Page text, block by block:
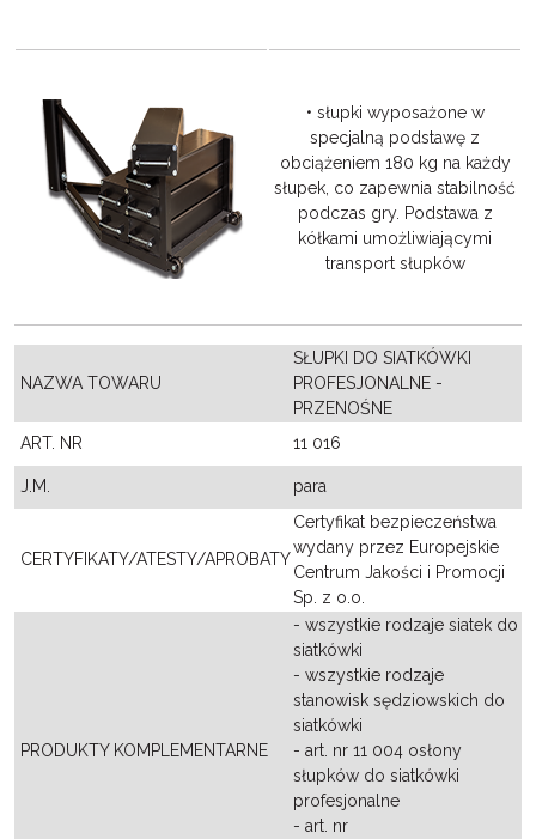
• słupki wyposażone w
specjalną podstawę z
obciążeniem 180 kg na każdy
słupek, co zapewnia stabilność
podczas gry. Podstawa z
kółkami umożliwiającymi
transport słupków
NAZWA TOWARU
SŁUPKI DO SIATKÓWKI
PROFESJONALNE -
PRZENOŚNE
ART. NR
11 016
J.M. para
CERTYFIKATY/ATESTY/APROBATY
Certyfikat bezpieczeństwa
wydany przez Europejskie
Centrum Jakości i Promocji
Sp. z o.o.
PRODUKTY KOMPLEMENTARNE
- wszystkie rodzaje siatek do
siatkówki
- wszystkie rodzaje
stanowisk sędziowskich do
siatkówki
- art. nr 11 004 osłony
słupków do siatkówki
profesjonalne
- art. nr